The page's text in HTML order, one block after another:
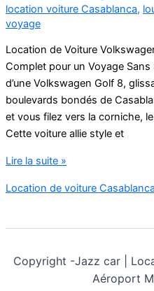
location voiture Casablanca,
voyage
Location de Voiture
Complet pour un Voyage
d’une Volkswagen Golf 8,
boulevards bondés de
et vous filez vers la corniche,
Cette voiture allie style et
Location
Voiture
Golf
Casablanca
Lire la suite »
Location de voiture Casablanca
Copyright -Jazz car |
Aéroport